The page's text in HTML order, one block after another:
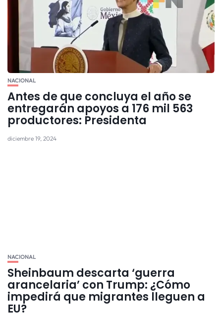
NACIONAL
Antes de que concluya el año se
entregarán apoyos a 176 mil 563
productores: Presidenta
diciembre 19, 2024
NACIONAL
Sheinbaum descarta ‘guerra
arancelaria’ con Trump: ¿Cómo
impedirá que migrantes lleguen a
EU?